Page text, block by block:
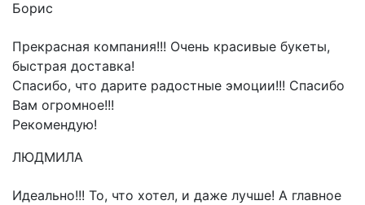
Борис
Прекрасная компания!!! Очень красивые букеты,
быстрая доставка!
Спасибо, что дарите радостные эмоции!!! Спасибо
Вам огромное!!!
Рекомендую!
ЛЮДМИЛА
Идеально!!! То, что хотел, и даже лучше! А главное